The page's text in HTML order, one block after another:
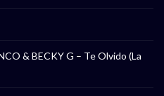
& BECKY G – Te Olvido (La